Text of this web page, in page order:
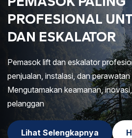
PROFESIONAL
DAN ESKALATOR
Pemasok lift dan eskalator
penjualan, instalasi, dan
Mengutamakan keamanan,
pelanggan
Lihat Selengkapnya